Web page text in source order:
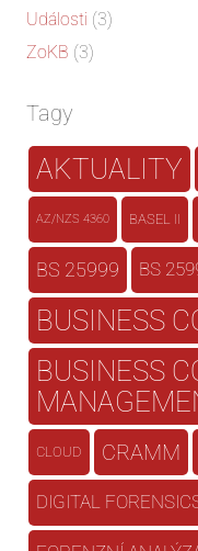
Události (3)
ZoKB (3)
Tagy
AKTUALITY
AZ/NZS 4360 BASEL II
BS 25999 BS
BUSINESS
BUSINESS
CLOUD CRAMM
DIGITAL